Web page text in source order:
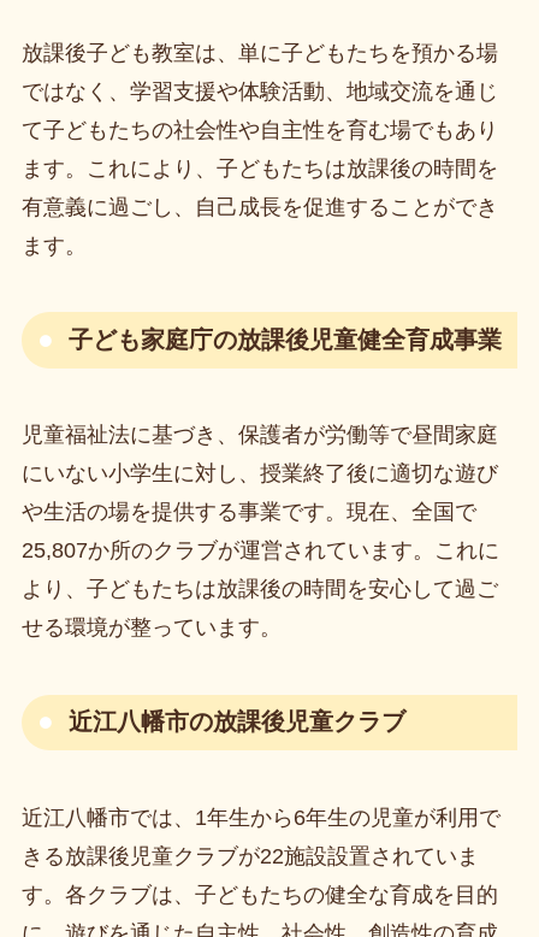
放課後子ども教室は、単に子どもたちを預かる場
ではなく、学習支援や体験活動、地域交流を通じ
て子どもたちの社会性や自主性を育む場でもあり
ます。これにより、子どもたちは放課後の時間を
有意義に過ごし、自己成長を促進することができ
ます。
子ども家庭庁の放課後児童健全育成事業
児童福祉法に基づき、保護者が労働等で昼間家庭
にいない小学生に対し、授業終了後に適切な遊び
や生活の場を提供する事業です。現在、全国で
25,807か所のクラブが運営されています。これに
より、子どもたちは放課後の時間を安心して過ご
せる環境が整っています。
近江八幡市の放課後児童クラブ
近江八幡市では、1年生から6年生の児童が利用で
きる放課後児童クラブが22施設設置されていま
す。各クラブは、子どもたちの健全な育成を目的